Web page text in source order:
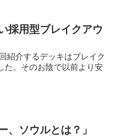
採用型ブレイクアウ
紹介するデッキはブレイク
た。そのお陰で以前より安
、ソウルとは？」